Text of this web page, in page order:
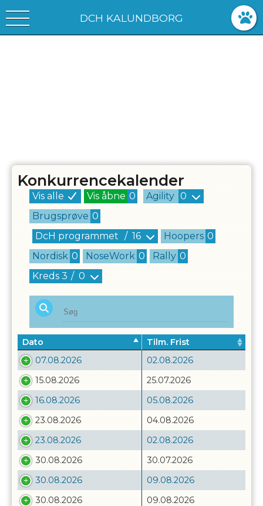
DCH KALUNDBORG
Konkurrencekalender
Vis alle Vis åbne 0 Agility 0
Brugsprøve 0
DcH programmet / 16 Hoopers 0
Nordisk 0 NoseWork 0 Rally 0
Kreds 3 / 0
Dato
Tilm. Frist
07.08.2026
02.08.2026
15.08.2026
25.07.2026
16.08.2026
05.08.2026
23.08.2026
04.08.2026
23.08.2026
02.08.2026
30.08.2026
30.07.2026
30.08.2026
09.08.2026
30.08.2026
09.08.2026